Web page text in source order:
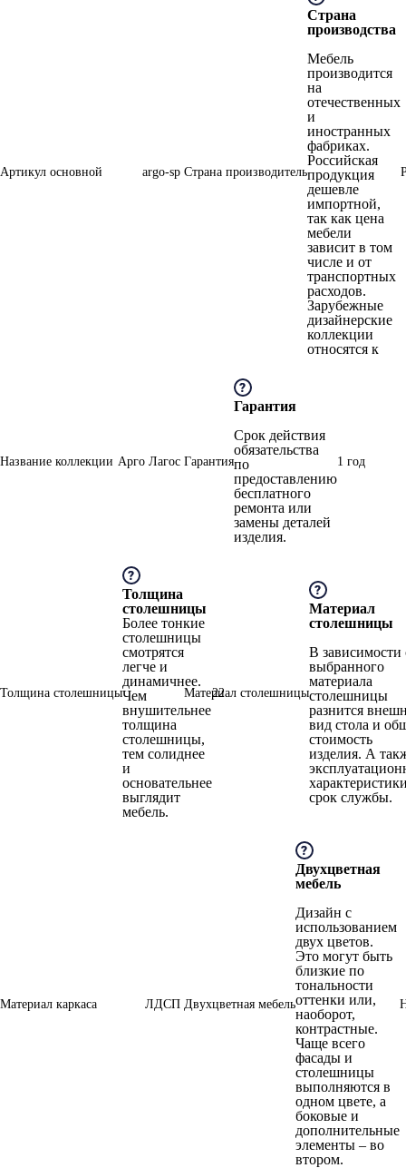
Артикул основной argo-sp Страна производитель
Страна
производства
Мебель
производится
на
отечественных
и
иностранных
фабриках.
Российская
продукция
дешевле
импортной,
так как цена
мебели
зависит в том
числе и от
транспортных
расходов.
Зарубежные
дизайнерские
коллекции
относятся к
Название коллекции Арго Лагос Гарантия
Гарантия
Срок действия
обязательства
по
предоставлению
бесплатного
ремонта или
замены деталей
изделия.
1 год
Толщина столешницы
Толщина
столешницы
Более тонкие
столешницы
смотрятся
легче и
динамичнее.
Чем
внушительнее
толщина
столешницы,
тем солиднее
и
основательнее
выглядит
мебель.
22
Материал столешницы
Материал
столешницы
В зависимости
выбранного
материала
столешницы
разнится
вид стола и
стоимость
изделия. А
срок службы.
Материал каркаса ЛДСП Двухцветная мебель
Двухцветная
мебель
Дизайн с
использованием
двух цветов.
Это могут быть
близкие по
тональности
оттенки или,
наоборот,
контрастные.
Чаще всего
фасады и
столешницы
выполняются в
одном цвете, а
боковые и
дополнительные
элементы – во
втором.